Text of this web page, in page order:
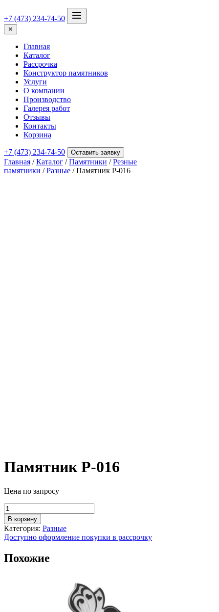
+7 (473) 234-74-50
✕
Главная
Каталог
Рассрочка
Конструктор памятников
Услуги
О компании
Производство
Галерея работ
Отзывы
Контакты
Корзина
+7 (473) 234-74-50 Оставить заявку
Главная /Каталог /Памятники /Резные
памятники /Разные / Памятник Р-016
Памятник Р-016
Цена по запросу
Количество
товара
Памятник
Р-016
В корзину
Категория: Разные
Доступно оформление покупки в рассрочку
Похожие